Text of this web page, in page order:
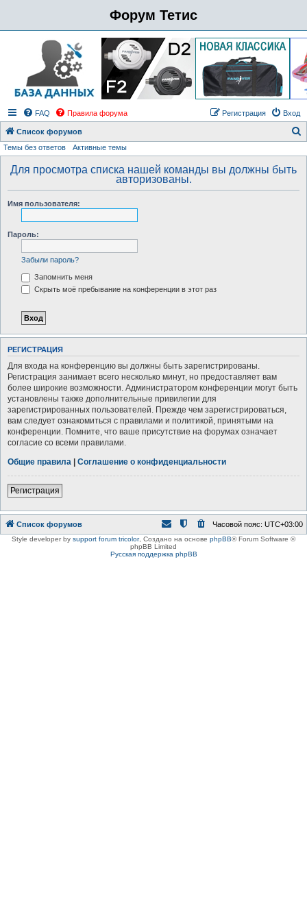
Форум Тетис
FAQ Правила форума Вход
Регистрация
Список форумов
Темы без ответов Активные темы
Для просмотра списка нашей команды вы должны быть
авторизованы.
Имя пользователя:
Пароль:
Забыли пароль?
Запомнить меня
Скрыть моё пребывание на конференции в этот раз
РЕГИСТРАЦИЯ
Для входа на конференцию вы должны быть зарегистрированы.
Регистрация занимает всего несколько минут, но предоставляет вам
более широкие возможности. Администратором конференции могут быть
установлены также дополнительные привилегии для
зарегистрированных пользователей. Прежде чем зарегистрироваться,
вам следует ознакомиться с правилами и политикой, принятыми на
конференции. Помните, что ваше присутствие на форумах означает
согласие со всеми правилами.
Общие правила | Соглашение о конфиденциальности
Регистрация
Список форумов Часовой пояс: UTC+03:00
Style developer by support forum tricolor, Создано на основе phpBB® Forum Software ©
phpBB Limited
Русская поддержка phpBB